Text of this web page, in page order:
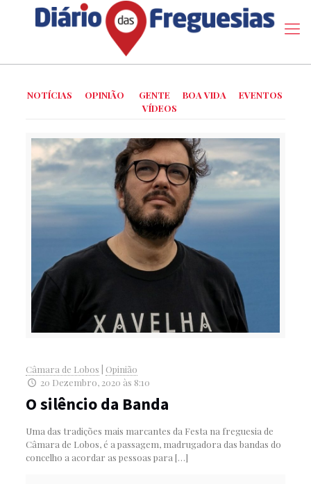
NOTÍCIAS OPINIÃO GENTE BOA VIDA
EVENTOS
VÍDEOS
Câmara de Lobos
Opinião
20 Dezembro, 2020 às 8:10
O silêncio da Banda
Uma das tradições mais marcantes da Festa na freguesia de
Câmara de Lobos, é a passagem, madrugadora das bandas do
concelho a acordar as pessoas para […]